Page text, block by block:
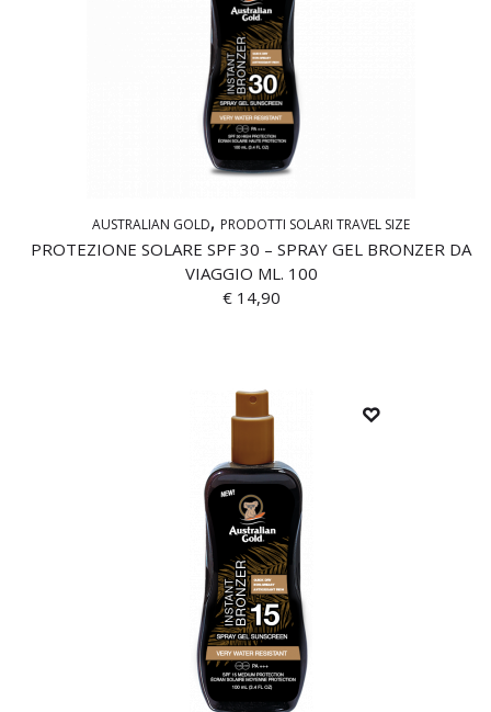
AUSTRALIAN GOLD PRODOTTI SOLARI TRAVEL SIZE
PROTEZIONE SOLARE SPF 30 – SPRAY GEL BRONZER DA
VIAGGIO ML. 100
€14,90